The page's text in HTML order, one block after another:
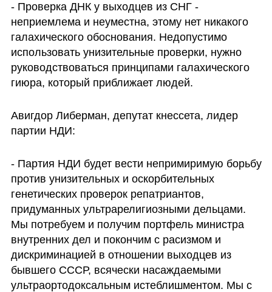
- Проверка ДНК у выходцев из СНГ -
неприемлема и неуместна, этому нет никакого
галахического обоснования. Недопустимо
использовать унизительные проверки, нужно
руководствоваться принципами галахического
гиюра, который приближает людей.
Авигдор Либерман, депутат кнессета, лидер
партии НДИ:
- Партия НДИ будет вести непримиримую борьбу
против унизительных и оскорбительных
генетических проверок репатриантов,
придуманных ультрарелигиозными дельцами.
Мы потребуем и получим портфель министра
внутренних дел и покончим с расизмом и
дискриминацией в отношении выходцев из
бывшего СССР, всячески насаждаемыми
ультраортодоксальным истеблишментом. Мы с